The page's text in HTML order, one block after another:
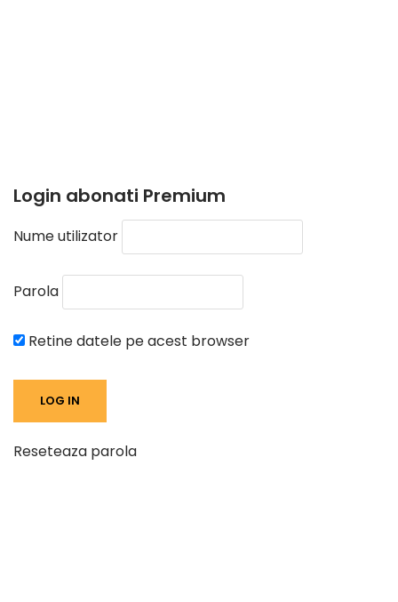
Login abonati Premium
Nume utilizator
Parola
Retine datele pe acest browser
Reseteaza parola